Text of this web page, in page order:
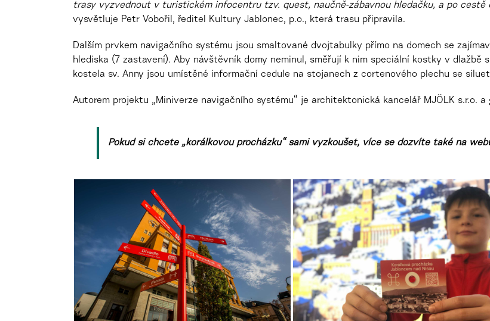
trasy vyzvednout v turistickém infocentru tzv. quest, naučně-zábavnou hledačku, a po cestě
vysvětluje Petr Vobořil, ředitel Kultury Jablonec, p.o., která trasu připravila.
Dalším prvkem navigačního systému jsou smaltované dvojtabulky přímo na domech se
hlediska (7 zastavení). Aby návštěvník domy neminul, směřují k nim speciální kostky v dlažbě
kostela sv. Anny jsou umístěné informační cedule na stojanech z cortenového plechu se
Autorem projektu „Miniverze navigačního systému“ je architektonická kancelář MJÖLK s.r.o.
Pokud si chcete „korálkovou procházku“ sami vyzkoušet, více se dozvíte také na